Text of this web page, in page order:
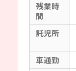
残業時
間
託児所
車通勤